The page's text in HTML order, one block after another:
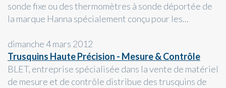
sonde fixe ou des thermomètres à sonde déportée de
la marque Hanna spécialement conçu pour les...
dimanche 4 mars 2012
Trusquins Haute Précision - Mesure & Contrôle
BLET, entreprise spécialisée dans la vente de matériel
de mesure et de contrôle distribue des trusquins de